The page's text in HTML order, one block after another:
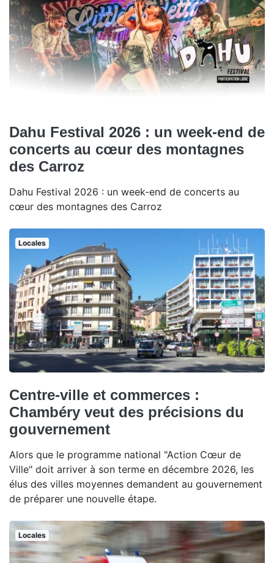
Dahu Festival 2026 : un week-end de
concerts au cœur des montagnes
des Carroz
Dahu Festival 2026 : un week-end de concerts au
cœur des montagnes des Carroz
Locales
Centre-ville et commerces :
Chambéry veut des précisions du
gouvernement
Alors que le programme national "Action Cœur de
Ville" doit arriver à son terme en décembre 2026, les
élus des villes moyennes demandent au gouvernement
de préparer une nouvelle étape.
Locales